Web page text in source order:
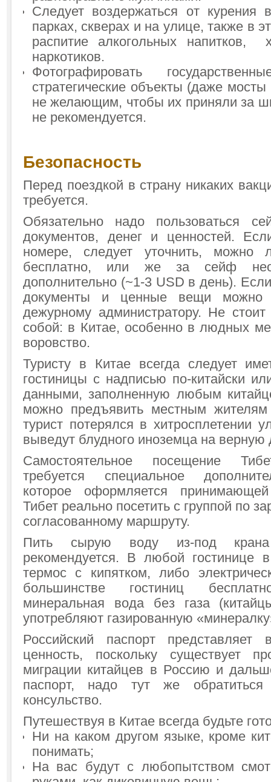
Следует воздержаться от курения
парках, скверах и на улице, также в
распитие алкогольных напитков,
наркотиков.
Фотографировать
стратегические объекты (даже
не желающим, чтобы их приняли за
не рекомендуется.
Безопасность
Перед поездкой в страну никаких
требуется.
Обязательно надо пользоваться
документов, денег и ценностей.
номере, следует уточнить, можно
бесплатно, или же за сейф
дополнительно (~1-3 USD в день).
документы и ценные вещи можно
дежурному администратору. Не
собой: в Китае, особенно в людных
воровство.
Туристу в Китае всегда следует
гостиницы с надписью по-китайски
данными, заполненную любым
можно предъявить местным
турист потерялся в хитросплетении
выведут блудного иноземца на верную
Самостоятельное посещение
требуется специальное
которое оформляется
Тибет реально посетить с группой по
согласованному маршруту.
Пить сырую воду из-под крана
рекомендуется. В любой гостинице
термос с кипятком, либо
большинстве гостиниц
минеральная вода без газа
употребляют газированную
Российский паспорт представляет
ценность, поскольку существует
миграции китайцев в Россию и
паспорт, надо тут же
консульство.
Путешествуя в Китае всегда будьте
Ни на каком другом языке, кроме
понимать;
На вас будут с любопытством